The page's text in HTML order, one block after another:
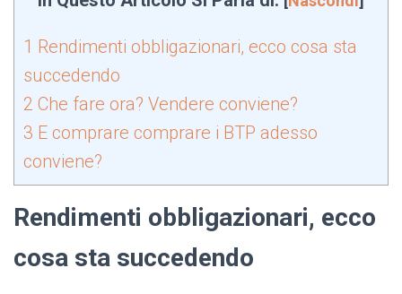
1 Rendimenti obbligazionari, ecco cosa sta
succedendo
2 Che fare ora? Vendere conviene?
3 E comprare comprare i BTP adesso
conviene?
Rendimenti obbligazionari, ecco
cosa sta succedendo